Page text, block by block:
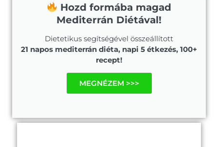
Hozd formába magad
Mediterrán Diétával!
Dietetikus segítségével összeállított
21 napos mediterrán diéta, napi 5 étkezés, 100+
recept!
MEGNÉZEM >>>